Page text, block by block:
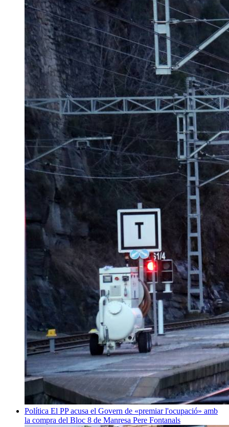
Política El PP acusa el Govern de «premiar l'ocupació» amb
la compra del Bloc 8 de Manresa Pere Fontanals